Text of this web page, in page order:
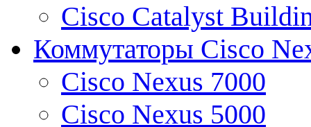
Cisco Catalyst
Коммутаторы Cisco
Cisco Nexus 7000
Cisco Nexus 5000